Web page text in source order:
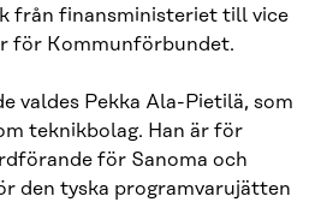
från finansministeriet till vice
för Kommunförbundet.
valdes Pekka Ala-Pietilä, som
teknikbolag. Han är för
för Sanoma och
den tyska programvarujätten